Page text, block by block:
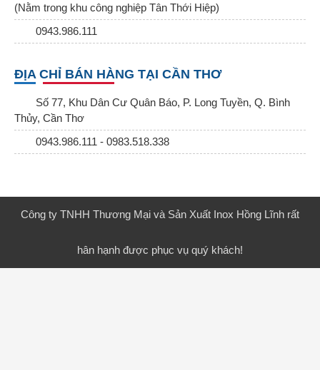
(Nằm trong khu công nghiệp Tân Thới Hiệp)
0943.986.111
ĐỊA CHỈ BÁN HÀNG TẠI CẦN THƠ
Số 77, Khu Dân Cư Quân Báo, P. Long Tuyền, Q. Bình
Thủy, Cần Thơ
0943.986.111 - 0983.518.338
Công ty TNHH Thương Mại và Sản Xuất Inox Hồng Lĩnh rất
hân hạnh được phục vụ quý khách!